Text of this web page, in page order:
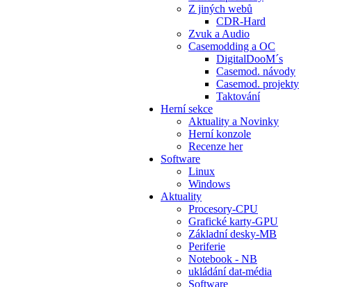
Z jiných webů
CDR-Hard
Zvuk a Audio
Casemodding a OC
DigitalDooM´s
Casemod. návody
Casemod. projekty
Taktování
Herní sekce
Aktuality a Novinky
Herní konzole
Recenze her
Software
Linux
Windows
Aktuality
Procesory-CPU
Grafické karty-GPU
Základní desky-MB
Periferie
Notebook - NB
ukládání dat-média
Software